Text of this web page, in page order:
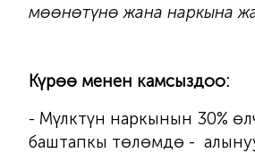
мөөнөтүнө жана наркына
Күрөө менен камсыздоо:
- Мүлктүн наркынын 30%
баштапкы төлөмдө -